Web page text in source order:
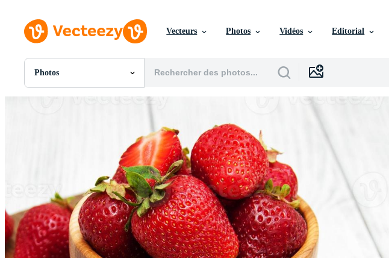
Vecteurs Photos Vidéos Editorial
Photos
Toutes Images
Motion graphics
Images Éditoriales
Événements Éditoriaux